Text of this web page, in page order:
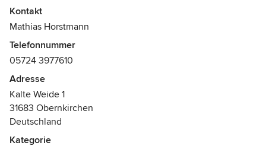
unsere große Auswahl an Vorhang- und Gardinenstoffen,
Rollos und Plissees, Jalousien und Lamellen,
WIR BIETEN IHNEN
Fundierte Beratung vom Raumausstattermeister
Mustervorlage und individuelles Aufmaß bei Ihnen
Zuhause
Kostenlose Angebotserstellung
Kontakt
Mathias Horstmann
Telefonnummer
05724 3977610
Adresse
Kalte Weide 1
31683 Obernkirchen
Deutschland
Kategorie